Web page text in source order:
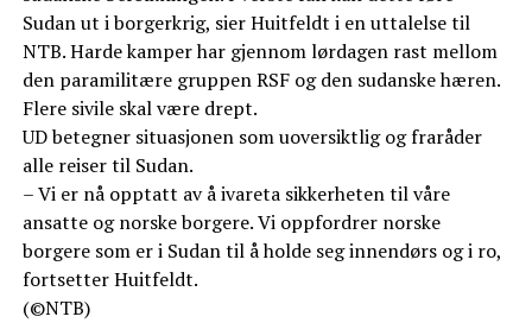
Sudan ut i borgerkrig, sier Huitfeldt i en uttalelse til
NTB. Harde kamper har gjennom lørdagen rast mellom
den paramilitære gruppen RSF og den sudanske hæren.
Flere sivile skal være drept.
UD betegner situasjonen som uoversiktlig og fraråder
alle reiser til Sudan.
– Vi er nå opptatt av å ivareta sikkerheten til våre
ansatte og norske borgere. Vi oppfordrer norske
borgere som er i Sudan til å holde seg innendørs og i ro,
fortsetter Huitfeldt.
(©NTB)